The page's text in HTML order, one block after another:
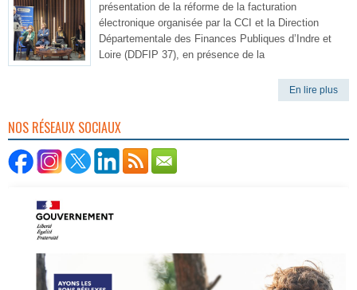
présentation de la réforme de la facturation
électronique organisée par la CCI et la Direction
Départementale des Finances Publiques d’Indre et
Loire (DDFIP 37), en présence de la
En lire plus
NOS RÉSEAUX SOCIAUX